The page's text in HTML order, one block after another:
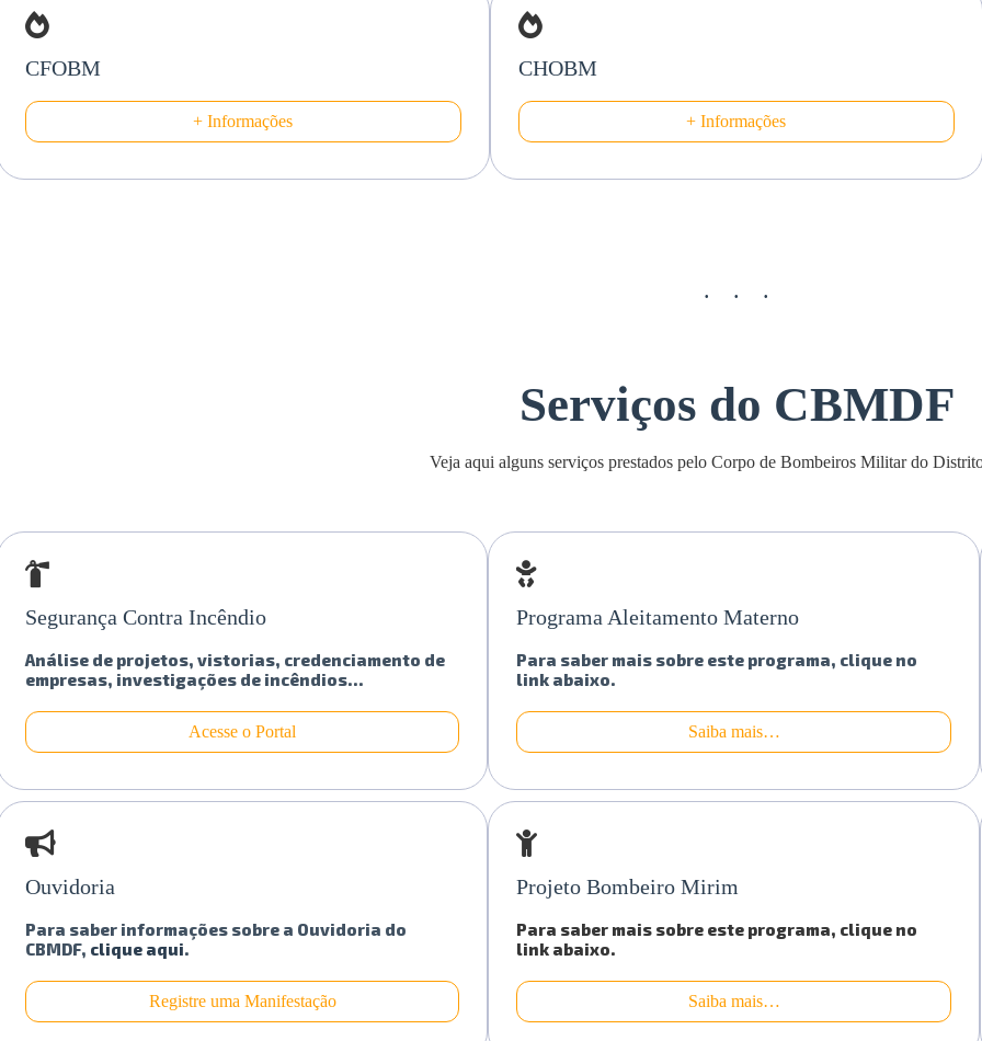
CFOBM
+ Informações
CHOBM
+ Informações
Serviços do CBMDF
Veja aqui alguns serviços prestados pelo Corpo de Bombeiros Militar do
Segurança Contra Incêndio
Análise de projetos, vistorias, credenciamento de
empresas, investigações de incêndios…
Acesse o Portal
Ouvidoria
Para saber informações sobre a Ouvidoria do
CBMDF, clique aqui.
Registre uma Manifestação
Programa Aleitamento Materno
Para saber mais sobre este programa, clique no
link abaixo.
Saiba mais…
Projeto Bombeiro Mirim
Para saber mais sobre este programa, clique no
link abaixo.
Saiba mais…